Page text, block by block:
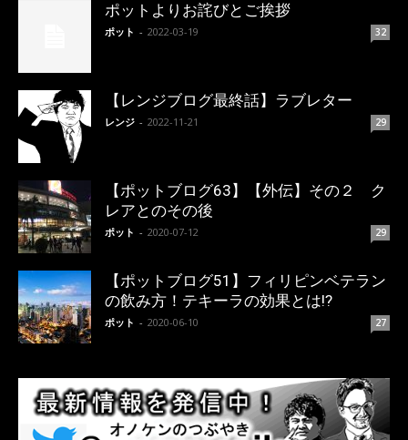
ポットよりお詫びとご挨拶
ポット - 2022-03-19 32
【レンジブログ最終話】ラブレター
レンジ - 2022-11-21 29
【ポットブログ63】【外伝】その２ ク
レアとのその後
ポット - 2020-07-12 29
【ポットブログ51】フィリピンベテラン
の飲み方！テキーラの効果とは!?
ポット - 2020-06-10 27